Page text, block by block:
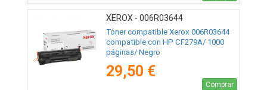
XEROX - 006R03644
Tóner compatible Xerox 006R03644
compatible con HP CF279A/ 1000
páginas/ Negro
29,50 €
Comprar